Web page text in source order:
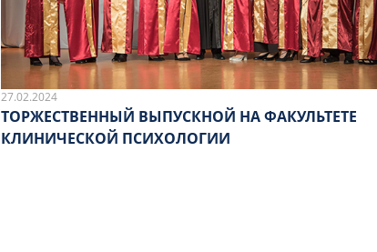
27.02.2024
ТОРЖЕСТВЕННЫЙ ВЫПУСКНОЙ НА ФАКУЛЬТЕТЕ
КЛИНИЧЕСКОЙ ПСИХОЛОГИИ